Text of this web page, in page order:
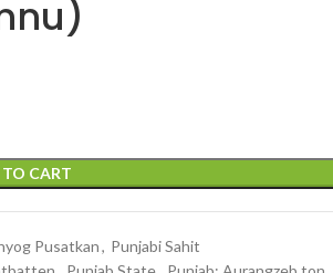
CART
Pusatkan, Punjabi Sahit